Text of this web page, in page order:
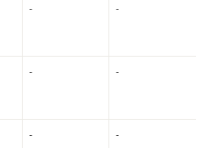
- -
- -
- -